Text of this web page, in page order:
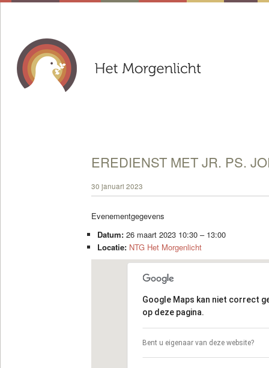
EREDIENST MET JR. PS.
30 januari 2023
Evenementgegevens
Datum: 26 maart 2023 10:30– 13:00
Locatie: NTG Het Morgenlicht
Google Maps kan niet correct
op deze pagina.
Bent u eigenaar van deze website?